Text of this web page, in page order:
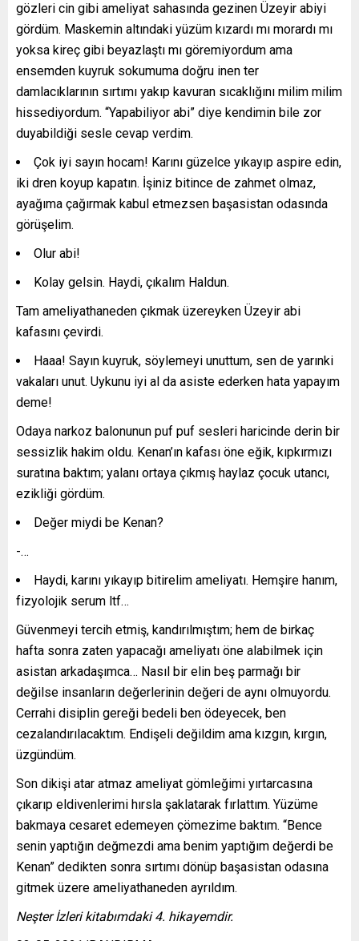
gözleri cin gibi ameliyat sahasında gezinen Üzeyir abiyi
gördüm. Maskemin altındaki yüzüm kızardı mı morardı mı
yoksa kireç gibi beyazlaştı mı göremiyordum ama
ensemden kuyruk sokumuma doğru inen ter
damlacıklarının sırtımı yakıp kavuran sıcaklığını milim milim
hissediyordum. “Yapabiliyor abi” diye kendimin bile zor
duyabildiği sesle cevap verdim.
Çok iyi sayın hocam! Karını güzelce yıkayıp aspire edin,
iki dren koyup kapatın. İşiniz bitince de zahmet olmaz,
ayağıma çağırmak kabul etmezsen başasistan odasında
görüşelim.
Olur abi!
Kolay gelsin. Haydi, çıkalım Haldun.
Tam ameliyathaneden çıkmak üzereyken Üzeyir abi
kafasını çevirdi.
Haaa! Sayın kuyruk, söylemeyi unuttum, sen de yarınki
vakaları unut. Uykunu iyi al da asiste ederken hata yapayım
deme!
Odaya narkoz balonunun puf puf sesleri haricinde derin bir
sessizlik hakim oldu. Kenan’ın kafası öne eğik, kıpkırmızı
suratına baktım; yalanı ortaya çıkmış haylaz çocuk utancı,
ezikliği gördüm.
Değer miydi be Kenan?
-…
Haydi, karını yıkayıp bitirelim ameliyatı. Hemşire hanım,
fizyolojik serum ltf…
Güvenmeyi tercih etmiş, kandırılmıştım; hem de birkaç
hafta sonra zaten yapacağı ameliyatı öne alabilmek için
asistan arkadaşımca… Nasıl bir elin beş parmağı bir
değilse insanların değerlerinin değeri de aynı olmuyordu.
Cerrahi disiplin gereği bedeli ben ödeyecek, ben
cezalandırılacaktım. Endişeli değildim ama kızgın, kırgın,
üzgündüm.
Son dikişi atar atmaz ameliyat gömleğimi yırtarcasına
çıkarıp eldivenlerimi hırsla şaklatarak fırlattım. Yüzüme
bakmaya cesaret edemeyen çömezime baktım. “Bence
senin yaptığın değmezdi ama benim yaptığım değerdi be
Kenan” dedikten sonra sırtımı dönüp başasistan odasına
gitmek üzere ameliyathaneden ayrıldım.
Neşter İzleri kitabımdaki 4. hikayemdir.